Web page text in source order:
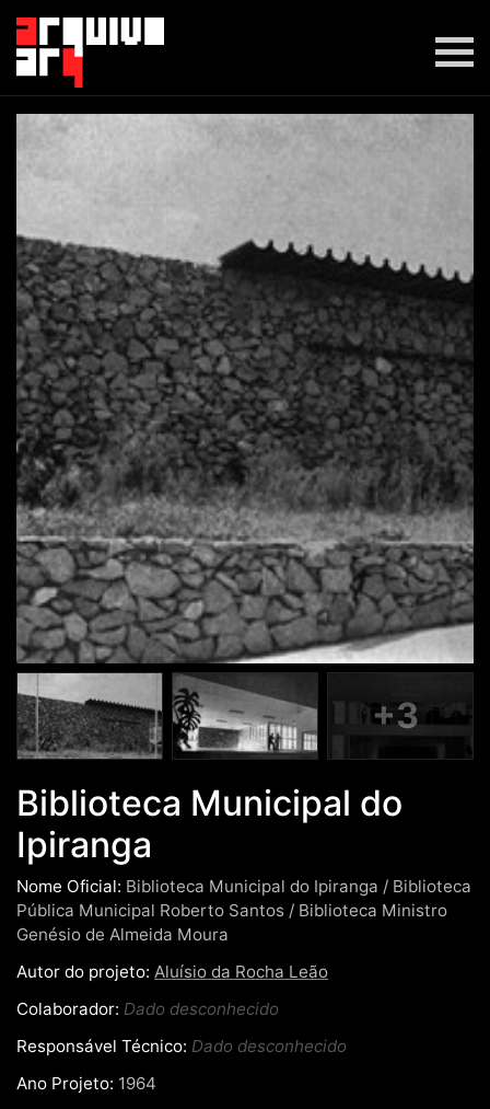
+3
Biblioteca Municipal do
Ipiranga
Nome Oficial: Biblioteca Municipal do Ipiranga / Biblioteca
Pública Municipal Roberto Santos / Biblioteca Ministro
Genésio de Almeida Moura
Autor do projeto: Aluísio da Rocha Leão
Colaborador: Dado desconhecido
Responsável Técnico: Dado desconhecido
Ano Projeto: 1964